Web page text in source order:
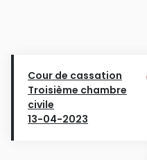
Cour de cassation
Troisième chambre
civile
13-04-2023